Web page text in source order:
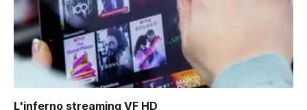
L'inferno streaming VF HD